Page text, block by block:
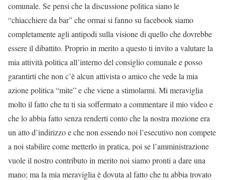
comunale. Se pensi che la discussione politica siano le
“chiacchiere da bar” che ormai si fanno su facebook siamo
completamente agli antipodi sulla visione di quello che dovrebbe
essere il dibattito. Proprio in merito a questo ti invito a valutare la
mia attività politica all’interno del consiglio comunale e posso
garantirti che non c’è alcun attivista o amico che vede la mia
azione politica “mite” e che viene a stimolarmi. Mi meraviglia
molto il fatto che tu ti sia soffermato a commentare il mio video e
che lo abbia fatto senza renderti conto che la nostra mozione era
un atto d’indirizzo e che non essendo noi l’esecutivo non compete
a noi stabilire come metterlo in pratica, poi se l’amministrazione
vuole il nostro contributo in merito noi siamo pronti a dare una
mano; ma la mia meraviglia è dovuta al fatto che tu abbia trovato